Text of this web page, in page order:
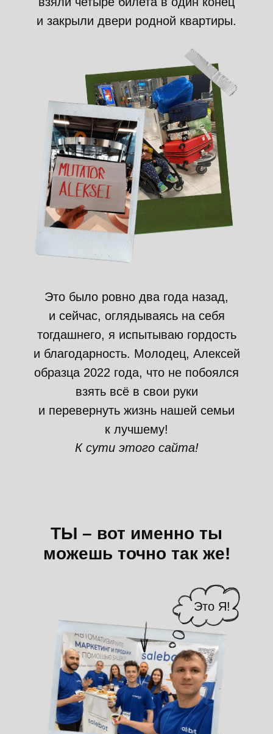
и закрыли двери родной квартиры.
Это было ровно два года назад,
и сейчас, оглядываясь на себя
тогдашнего, я испытываю гордость
и благодарность. Молодец, Алексей
образца 2022 года, что не побоялся
взять всё в свои руки
и перевернуть жизнь нашей семьи
к лучшему!
К сути этого сайта!
ТЫ – вот именно ты
можешь точно так же!
Это Я!